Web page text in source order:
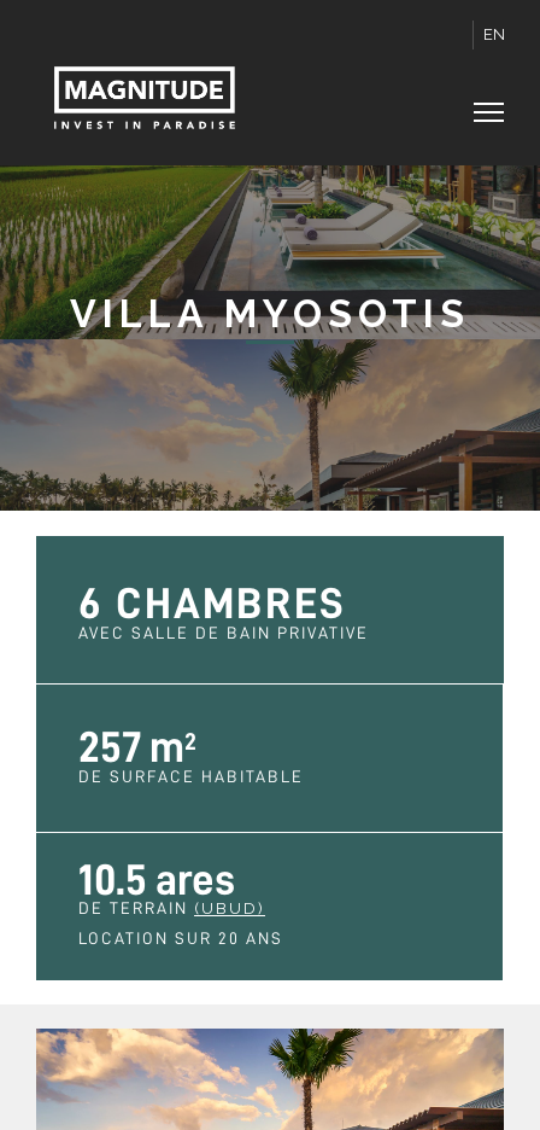
EN
VILLA MYOSOTIS
10.5 ares
DE TERRAIN (UBUD)
LOCATION SUR 20 ANS
257 m2
DE SURFACE HABITABLE
6 CHAMBRES
AVEC SALLE DE BAIN PRIVATIVE